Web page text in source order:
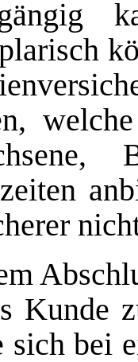
Kunde
sich bei